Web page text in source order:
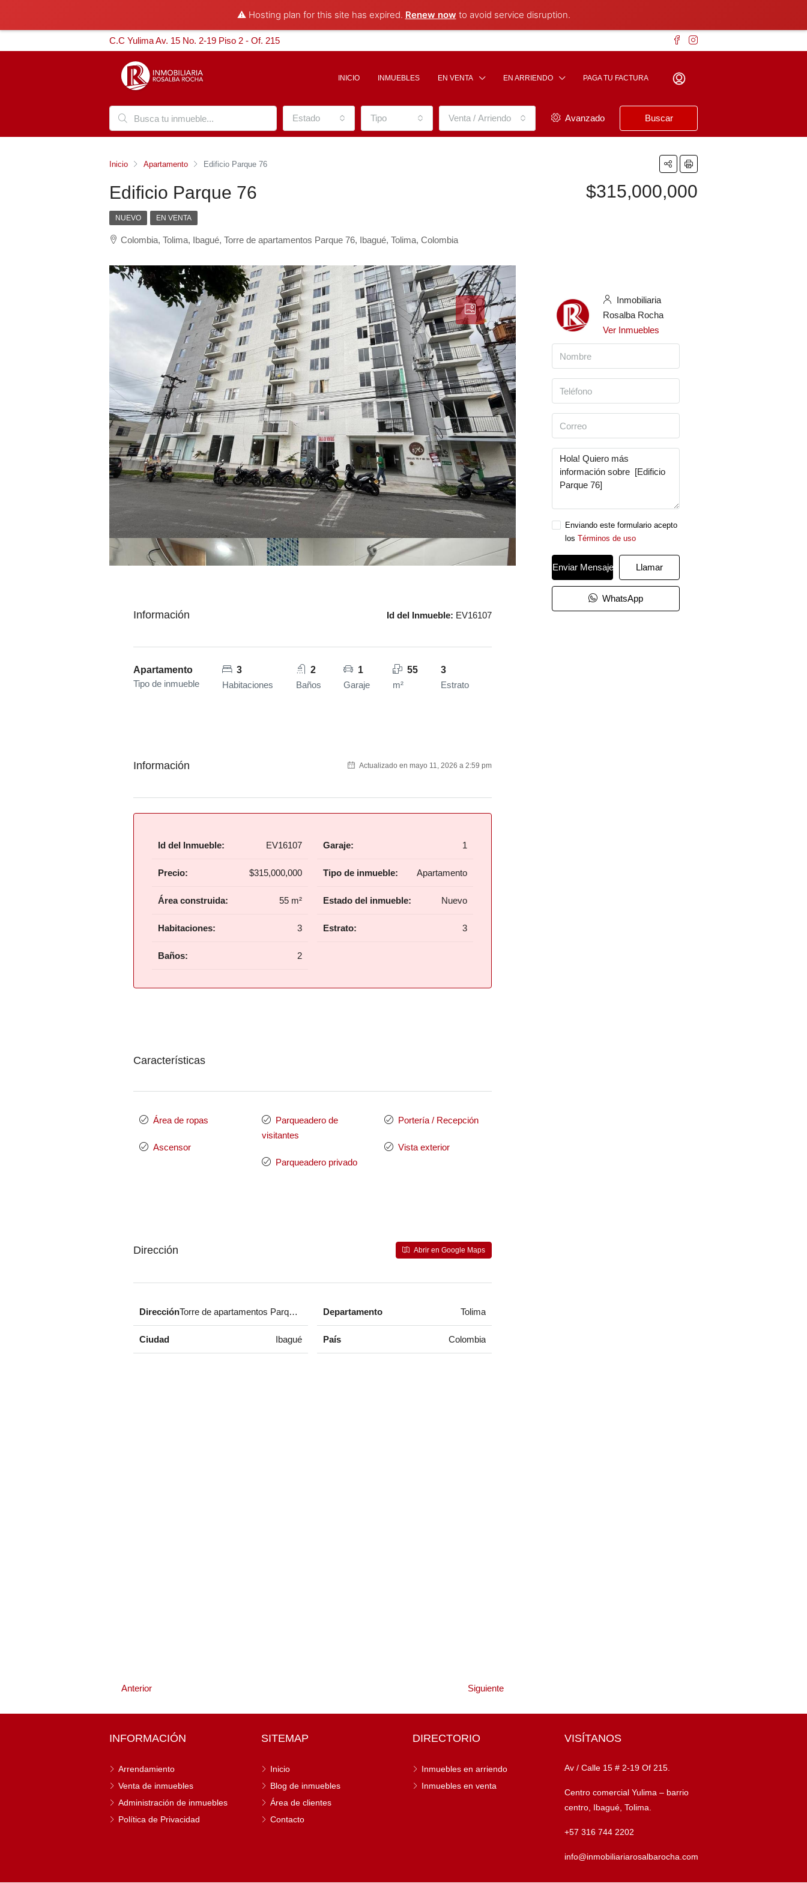
⚠️ Hosting plan for this site has expired. Renew now to avoid service disruption.
C.C Yulima Av. 15 No. 2-19 Piso 2 - Of. 215
INICIO INMUEBLES EN VENTA EN ARRIENDO PAGA TU FACTURA
Estado Tipo Venta / Arriendo Avanzado Buscar
Inicio Apartamento Edificio Parque 76
Edificio Parque 76 $315,000,000
NUEVO EN VENTA
Colombia, Tolima, Ibagué, Torre de apartamentos Parque 76, Ibagué, Tolima, Colombia
Información Id del Inmueble: EV16107
Apartamento
Tipo de inmueble
3
Habitaciones
2
Baños
1
Garaje
55
m²
3
Estrato
Información Actualizado en mayo 11, 2026 a 2:59 pm
Id del Inmueble: EV16107
Precio: $315,000,000
Área construida: 55 m²
Habitaciones: 3
Baños: 2
Garaje: 1
Tipo de inmueble: Apartamento
Estado del inmueble: Nuevo
Estrato: 3
Características
Área de ropas
Ascensor
Parqueadero de
visitantes
Parqueadero privado
Portería / Recepción
Vista exterior
Dirección Abrir en Google Maps
DirecciónTorre de apartamentos Parque 76, Ibagué, Tolima, Colombia
Ciudad Ibagué
Departamento Tolima
País Colombia
Anterior Siguiente
Inmobiliaria
Rosalba Rocha
Ver Inmuebles
Enviando este formulario acepto
los Términos de uso
Enviar Mensaje Llamar
WhatsApp
INFORMACIÓN
Arrendamiento
Venta de inmuebles
Administración de inmuebles
Política de Privacidad
SITEMAP
Inicio
Blog de inmuebles
Área de clientes
Contacto
DIRECTORIO
Inmuebles en arriendo
Inmuebles en venta
VISÍTANOS
Av / Calle 15 # 2-19 Of 215.
Centro comercial Yulima – barrio
centro, Ibagué, Tolima.
+57 316 744 2202
info@inmobiliariarosalbarocha.com